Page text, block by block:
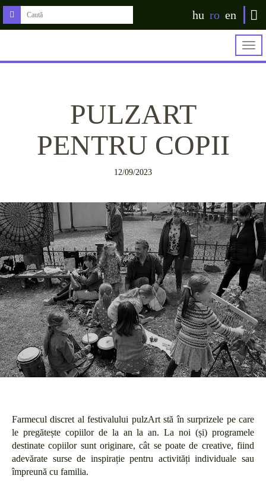
hu ro en
PULZART
PENTRU COPII
12/09/2023
Farmecul discret al festivalului pulzArt stă în surprizele pe care
le pregătește copiilor de la an la an. La noi (și) programele
destinate copiilor sunt originare, cât se poate de creative, fiind
adevărate surse de inspirație pentru activități individuale sau
împreună cu familia.